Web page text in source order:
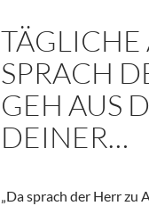
SPRACH
GEH AUS
DEINER…
„Da sprach der Herr zu